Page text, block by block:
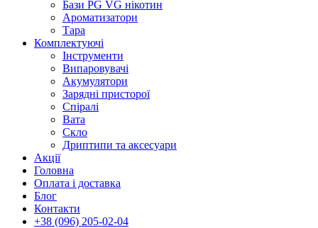
Бази PG VG нікотин
Ароматизатори
Тара
Комплектуючі
Інструменти
Випаровувачі
Акумулятори
Зарядні присторої
Спіралі
Вата
Скло
Дриптипи та аксесуари
Акції
Головна
Оплата і доставка
Блог
Контакти
+38 (096) 205-02-04